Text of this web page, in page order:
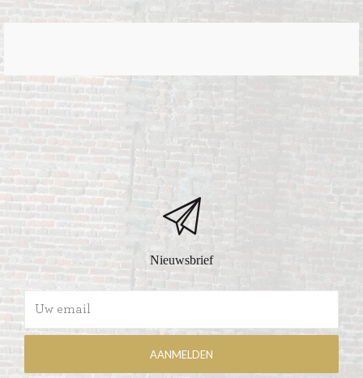
Nieuwsbrief